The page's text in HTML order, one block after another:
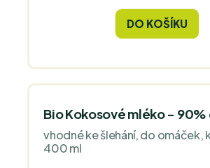
chuť. Vhodná na pečení, vaření i
zahušťování. Bez lepku, ořechů,
DO KOŠÍKU
Bio Kokosové mléko - 90%
vhodné ke šlehání, do omáček,
400 ml